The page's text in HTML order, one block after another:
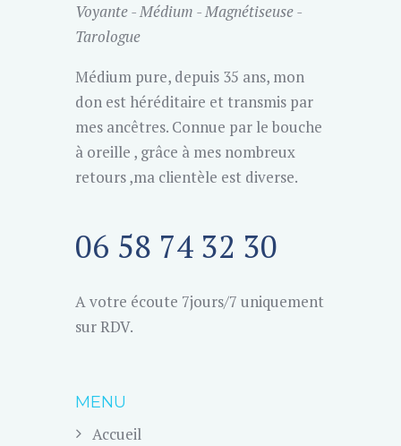
Voyante - Médium - Magnétiseuse -
Tarologue
Médium pure, depuis 35 ans, mon
don est héréditaire et transmis par
mes ancêtres. Connue par le bouche
à oreille , grâce à mes nombreux
retours ,ma clientèle est diverse.
06 58 74 32 30
A votre écoute 7jours/7 uniquement
sur RDV.
MENU
Accueil